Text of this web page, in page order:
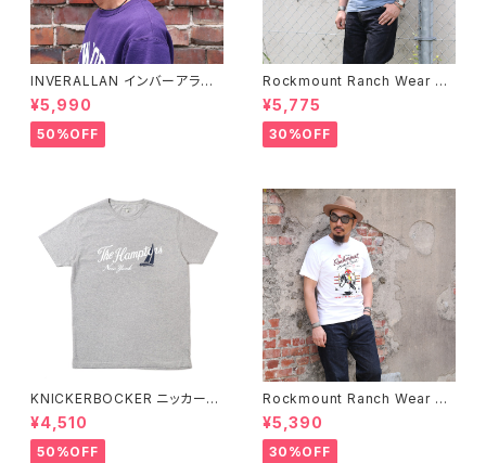
INVERALLAN インバーアラン 1
00%ピュアウール ニットキャッ
プ 全8色
¥5,990
50%OFF
Rockmount Ranch Wear ロ
ックマウント ランチウェア Chie
f Western T-Shirt 半袖Tシャ
ツ 全2色
¥5,775
30%OFF
KNICKERBOCKER ニッカーボ
ッカー HEATHER GREY ハン
プトン Tシャツ
¥4,510
50%OFF
Rockmount Ranch Wear ロ
ックマウント ランチウェア Rock
mount Bronc Western T-Sh
irt 半袖Tシャツ 全3色
¥5,390
30%OFF